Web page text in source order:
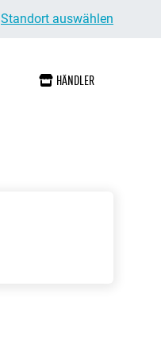
Standort auswählen
HÄNDLER